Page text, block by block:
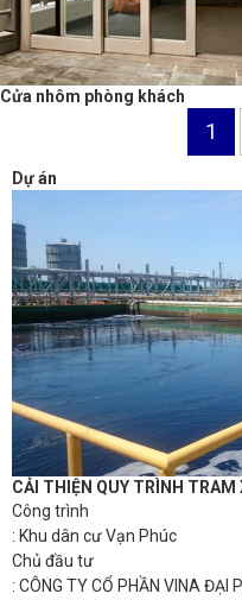
Cửa nhôm phòng khách
1
Dự án
CẢI THIỆN QUY TRÌNH TRAM
Công trình
: Khu dân cư Vạn Phúc
Chủ đầu tư
: CÔNG TY CỔ PHẦN VINA ĐẠI